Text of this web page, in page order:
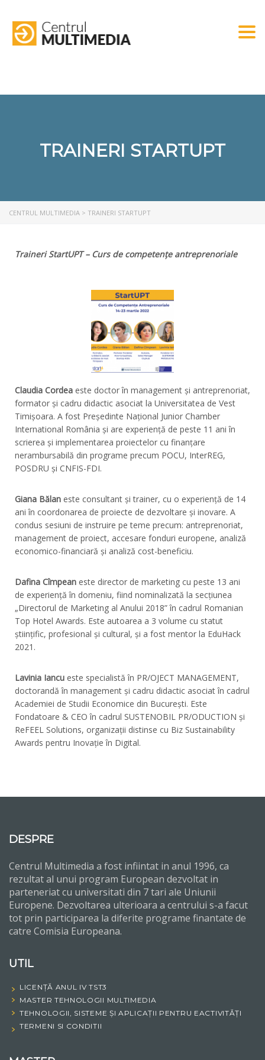
TRAINERI STARTUPT
CENTRUL MULTIMEDIA > TRAINERI STARTUPT
Traineri StartUPT – Curs de competențe antreprenoriale
Claudia Cordea este doctor în management și antreprenoriat,
formator și cadru didactic asociat la Universitatea de Vest
Timișoara. A fost Președinte Național Junior Chamber
International România și are experiență de peste 11 ani în
scrierea și implementarea proiectelor cu finanțare
nerambursabilă din programe precum POCU, InterREG,
POSDRU și CNFIS-FDI.
Giana Bălan este consultant și trainer, cu o experiență de 14
ani în coordonarea de proiecte de dezvoltare și inovare. A
condus sesiuni de instruire pe teme precum: antreprenoriat,
management de proiect, accesare fonduri europene, analiză
economico-financiară și analiză cost-beneficiu.
Dafina Cîmpean este director de marketing cu peste 13 ani
de experiență în domeniu, fiind nominalizată la secțiunea
„Directorul de Marketing al Anului 2018” în cadrul Romanian
Top Hotel Awards. Este autoarea a 3 volume cu statut
științific, profesional și cultural, și a fost mentor la EduHack
2021.
Lavinia Iancu este specialistă în PR/OJECT MANAGEMENT,
doctorandă în management și cadru didactic asociat în cadrul
Academiei de Studii Economice din București. Este
Fondatoare & CEO în cadrul SUSTENOBIL PR/ODUCTION și
ReFEEL Solutions, organizații distinse cu Biz Sustainability
Awards pentru Inovație în Digital.
DESPRE
Centrul Multimedia a fost infiintat in anul 1996, ca
rezultat al unui program European dezvoltat in
parteneriat cu universitati din 7 tari ale Uniunii
Europene. Dezvoltarea ulterioara a centrului s-a facut
tot prin participarea la diferite programe finantate de
catre Comisia Europeana.
UTIL
LICENȚĂ ANUL IV TST3
MASTER TEHNOLOGII MULTIMEDIA
TEHNOLOGII, SISTEME ȘI APLICAȚII PENTRU EACTIVITĂȚI
TERMENI SI CONDITII